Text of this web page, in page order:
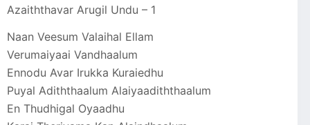
Azaiththavar Arugil Undu – 1
Naan Veesum Valaihal Ellam
Verumaiyaai Vandhaalum
Ennodu Avar Irukka Kuraiedhu
Puyal Adiththaalum Alaiyaadiththaalum
En Thudhigal Oyaadhu